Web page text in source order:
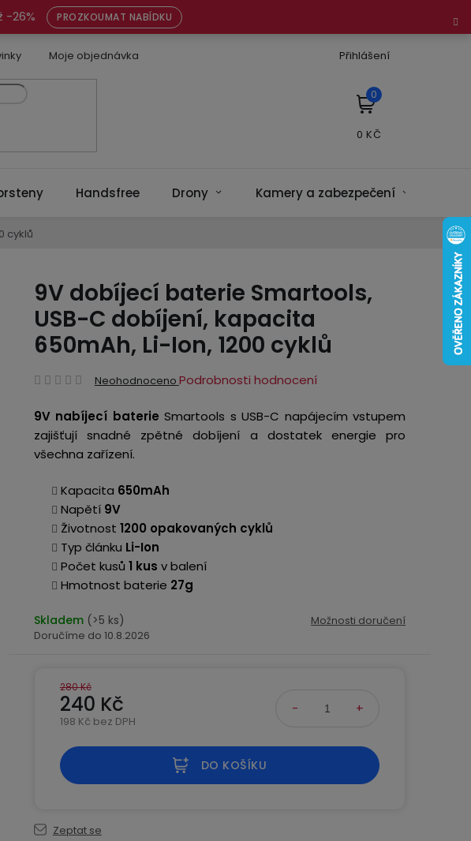
-26% PROZKOUMAT NABÍDKU
Moje objednávka Přihlášení
NÁKUPNÍ
KOŠÍK
Handsfree Drony Kamery a zabezpečení
cyklů
9V dobíjecí baterie Smartools,
USB-C dobíjení, kapacita
650mAh, Li-Ion, 1200 cyklů
Průměrné
produktu
je
0,0
5
hvězdiček.
Neohodnoceno Podrobnosti hodnocení
9V nabíjecí baterie Smartools s USB-C napájecím vstupem
zajišťují snadné zpětné dobíjení a dostatek energie pro
všechna zařízení.
Kapacita 650mAh
Napětí 9V
Životnost 1200 opakovaných cyklů
Typ článku Li-Ion
Počet kusů 1 kus v balení
Hmotnost baterie 27g
Skladem (>5 ks)
10.8.2026
Možnosti doručení
280 Kč
240 Kč
198 Kč bez DPH
DO KOŠÍKU
Zeptat se